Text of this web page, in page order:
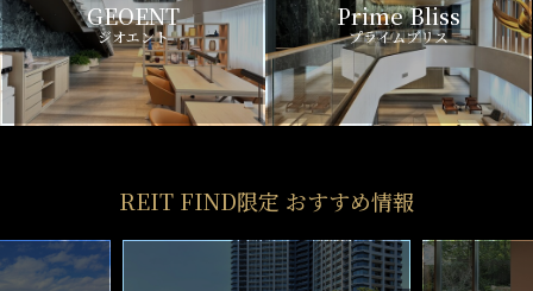
GEOENT
ジオエント
Prime Bliss
プライムブリス
REIT FIND限定 おすすめ情報